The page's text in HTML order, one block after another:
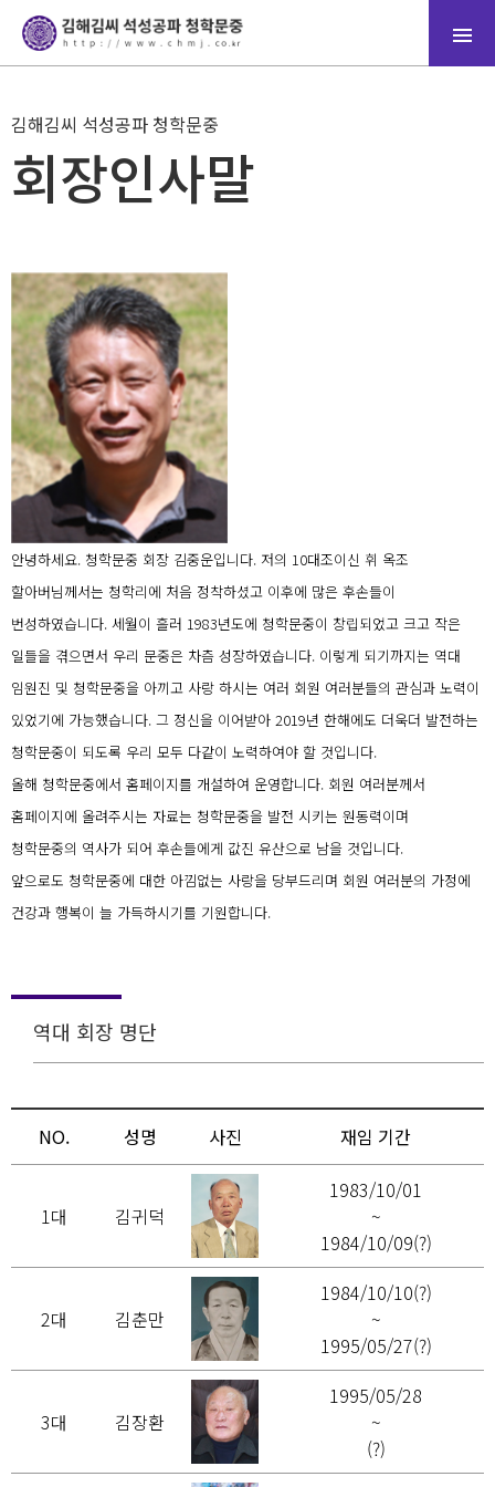
김해김씨 석성공파 청학문중
회장인사말
안녕하세요. 청학문중 회장 김중운입니다. 저의 10대조이신 휘 옥조
할아버님께서는 청학리에 처음 정착하셨고 이후에 많은 후손들이
번성하였습니다. 세월이 흘러 1983년도에 청학문중이 창립되었고 크고 작은
일들을 겪으면서 우리 문중은 차츰 성장하였습니다. 이렇게 되기까지는 역대
임원진 및 청학문중을 아끼고 사랑 하시는 여러 회원 여러분들의 관심과 노력이
있었기에 가능했습니다. 그 정신을 이어받아 2019년 한해에도 더욱더 발전하는
청학문중이 되도록 우리 모두 다같이 노력하여야 할 것입니다.
올해 청학문중에서 홈페이지를 개설하여 운영합니다. 회원 여러분께서
홈페이지에 올려주시는 자료는 청학문중을 발전 시키는 원동력이며
청학문중의 역사가 되어 후손들에게 값진 유산으로 남을 것입니다.
앞으로도 청학문중에 대한 아낌없는 사랑을 당부드리며 회원 여러분의 가정에
건강과 행복이 늘 가득하시기를 기원합니다.
역대 회장 명단
NO. 성명 사진 재임 기간
1대 김귀덕
1983/10/01
~
1984/10/09(?)
2대 김춘만
1984/10/10(?)
~
1995/05/27(?)
3대 김장환
1995/05/28
~
(?)